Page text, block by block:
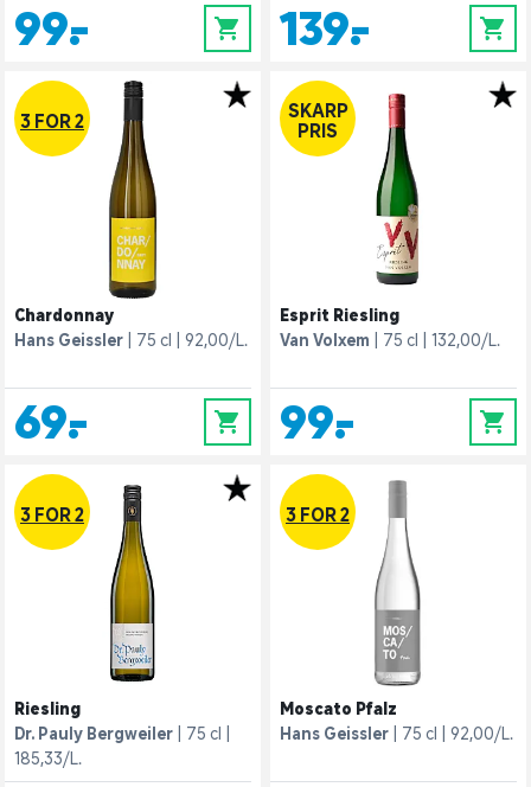
99,- 0 139,- 0
3 FOR 2
Chardonnay
Hans Geissler
75 cl 92,00/L.
69,- 0
SKARP
PRIS
Esprit Riesling
Van Volxem
75 cl 132,00/L.
99,- 0
3 FOR 2
Riesling
Dr. Pauly Bergweiler
75 cl
185,33/L.
3 FOR 2
Moscato Pfalz
Hans Geissler
75 cl 92,00/L.